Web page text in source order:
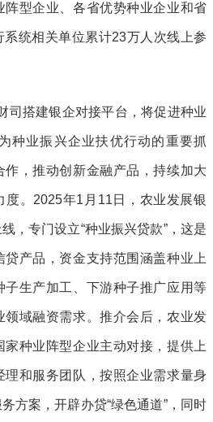
型企业、各省优势种业企业和省
统相关单位累计23万人次线上参
司搭建银企对接平台，将促进种业
种业振兴企业扶优行动的重要抓
，推动创新金融产品，持续加大
度。2025年1月11日，农业发展银
，专门设立“种业振兴贷款”，这是
产品，资金支持范围涵盖种业上
生产加工、下游种子推广应用等
域融资需求。推介会后，农业发
家种业阵型企业主动对接，提供上
理和服务团队，按照企业需求量身
方案，开辟办贷“绿色通道”，同时